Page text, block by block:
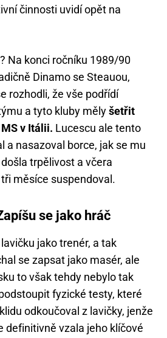
činnosti uvidí opět na
Na konci ročníku 1989/90
Dinamo se Steauou,
rozhodli, že vše podřídí
a tyto kluby mělyšetřit
v Itálii. Lucescu ale tento
a nasazoval borce, jak se mu
trpělivost a včera
měsíce suspendoval.
se jako hráč
jako trenér, a tak
se zapsat jako masér, ale
to však tehdy nebylo tak
fyzické testy, které
odkoučoval z lavičky, jenže
definitivně vzala jeho klíčové